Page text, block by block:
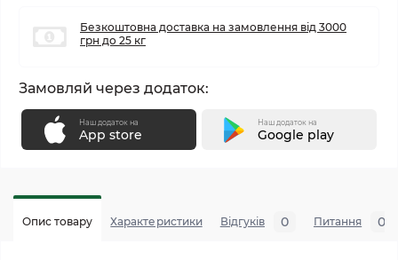
Безкоштовна доставка на замовлення від 3000
грн до 25 кг
Замовляй через додаток:
Наш додаток на
App store
Наш додаток на
Google play
Опис товару Характеристики Відгуків 0 Питання 0